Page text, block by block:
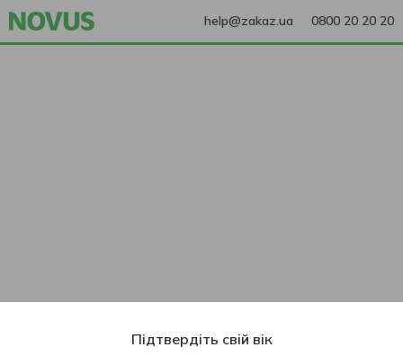
help@zakaz.ua 0800 20 20 20
Підтвердіть свій вік